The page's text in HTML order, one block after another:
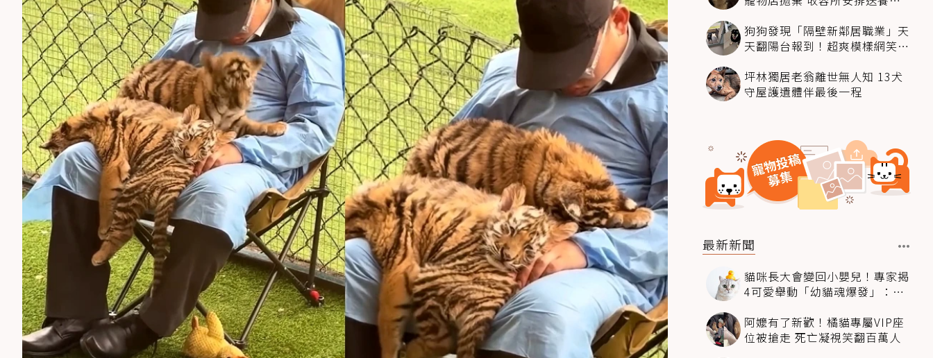
狗狗發現「隔壁新鄰居職業」天
天翻陽台報到！超爽模樣網笑
坪林獨居老翁離世無人知 13犬
守屋護遺體伴最後一程
最新新聞
貓咪長大會變回小嬰兒！專家揭
4可愛舉動「幼貓魂爆發」：本
阿嬤有了新歡！橘貓專屬VIP座
位被搶走 死亡凝視笑翻百萬人